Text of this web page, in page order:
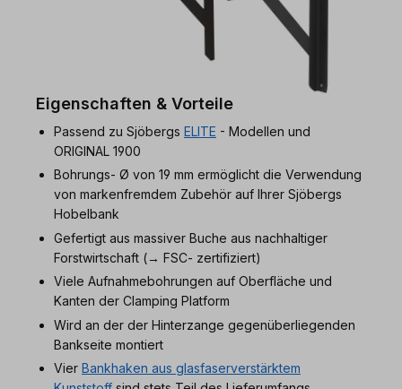
Eigenschaften & Vorteile
Passend zu Sjöbergs ELITE - Modellen und
ORIGINAL 1900
Bohrungs- Ø von 19 mm ermöglicht die Verwendung
von markenfremdem Zubehör auf Ihrer Sjöbergs
Hobelbank
Gefertigt aus massiver Buche aus nachhaltiger
Forstwirtschaft (→ FSC- zertifiziert)
Viele Aufnahmebohrungen auf Oberfläche und
Kanten der Clamping Platform
Wird an der der Hinterzange gegenüberliegenden
Bankseite montiert
Vier Bankhaken aus glasfaserverstärktem